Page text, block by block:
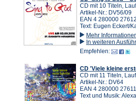
CD mit 10 Titeln,
Artikel-Nr.: DV56/09
EAN 4 280000
Text: Eugen Eckert/
Mehr
In weiteren
Empfehlen:
CD 'Viele kleine
CD mit 11 Titeln,
Artikel-Nr.: DV64
EAN 4 280000
Text und Musik: